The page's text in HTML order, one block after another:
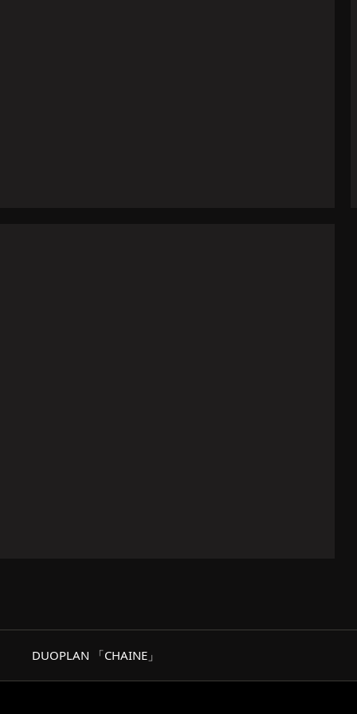
DUOPLAN 「CHAINE」